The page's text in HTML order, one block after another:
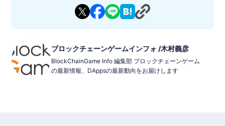
ブロックチェーンゲームインフォ /木村義彦
BlockChainGame Info 編集部 ブロックチェーンゲーム
の最新情報、DAppsの最新動向をお届けします